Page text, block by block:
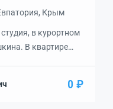
Крым
в курортном
В квартире
Посуда,
0 ₽